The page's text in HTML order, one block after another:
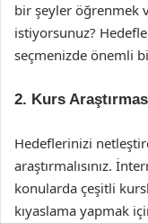
bir şeyler öğrenmek
istiyorsunuz?
seçmenizde önemli
2. Kurs
Hedeflerinizi
araştırmalısınız.
konularda çeşitli
kıyaslama yapmak